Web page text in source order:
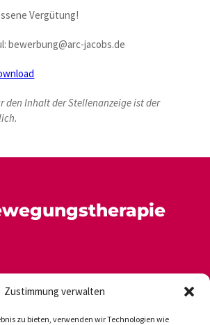
Zustimmung verwalten
zu bieten, verwenden wir Technologien wie
Vergütung!
bewerbung@arc-jacobs.de
den Inhalt der Stellenanzeige ist der